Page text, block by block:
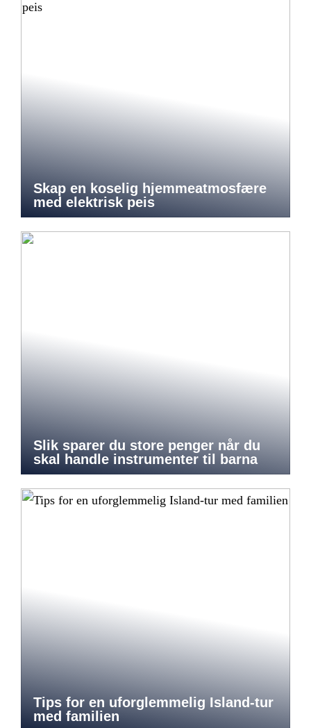
Skap en koselig hjemmeatmosfære
med elektrisk peis
Slik sparer du store penger når du
skal handle instrumenter til barna
Tips for en uforglemmelig Island-tur
med familien